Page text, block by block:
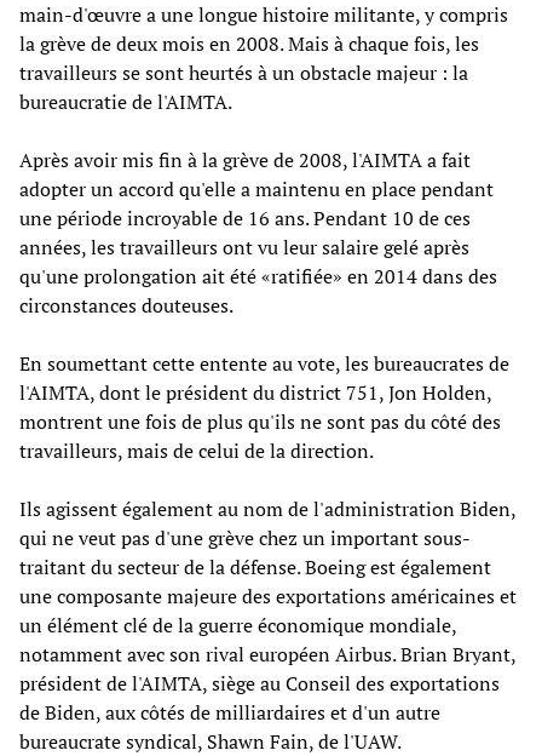
main-d'œuvre a une longue histoire militante, y compris
la grève de deux mois en 2008. Mais à chaque fois, les
travailleurs se sont heurtés à un obstacle majeur : la
bureaucratie de l'AIMTA.
Après avoir mis fin à la grève de 2008, l'AIMTA a fait
adopter un accord qu'elle a maintenu en place pendant
une période incroyable de 16 ans. Pendant 10 de ces
années, les travailleurs ont vu leur salaire gelé après
qu'une prolongation ait été «ratifiée» en 2014 dans des
circonstances douteuses.
En soumettant cette entente au vote, les bureaucrates de
l'AIMTA, dont le président du district 751, Jon Holden,
montrent une fois de plus qu'ils ne sont pas du côté des
travailleurs, mais de celui de la direction.
Ils agissent également au nom de l'administration Biden,
qui ne veut pas d'une grève chez un important sous-
traitant du secteur de la défense. Boeing est également
une composante majeure des exportations américaines et
un élément clé de la guerre économique mondiale,
notamment avec son rival européen Airbus. Brian Bryant,
président de l'AIMTA, siège au Conseil des exportations
de Biden, aux côtés de milliardaires et d'un autre
bureaucrate syndical, Shawn Fain, de l'UAW.